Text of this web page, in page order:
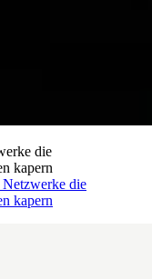
die
kapern
die
kapern